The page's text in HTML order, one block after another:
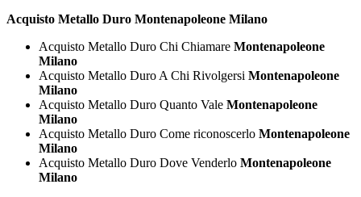
Acquisto Metallo Duro Montenapoleone Milano
Acquisto Metallo Duro Chi Chiamare Montenapoleone
Milano
Acquisto Metallo Duro A Chi Rivolgersi Montenapoleone
Milano
Acquisto Metallo Duro Quanto Vale Montenapoleone
Milano
Acquisto Metallo Duro Come riconoscerlo Montenapoleone
Milano
Acquisto Metallo Duro Dove Venderlo Montenapoleone
Milano